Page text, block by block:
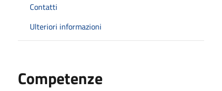
Contatti
Ulteriori informazioni
Competenze